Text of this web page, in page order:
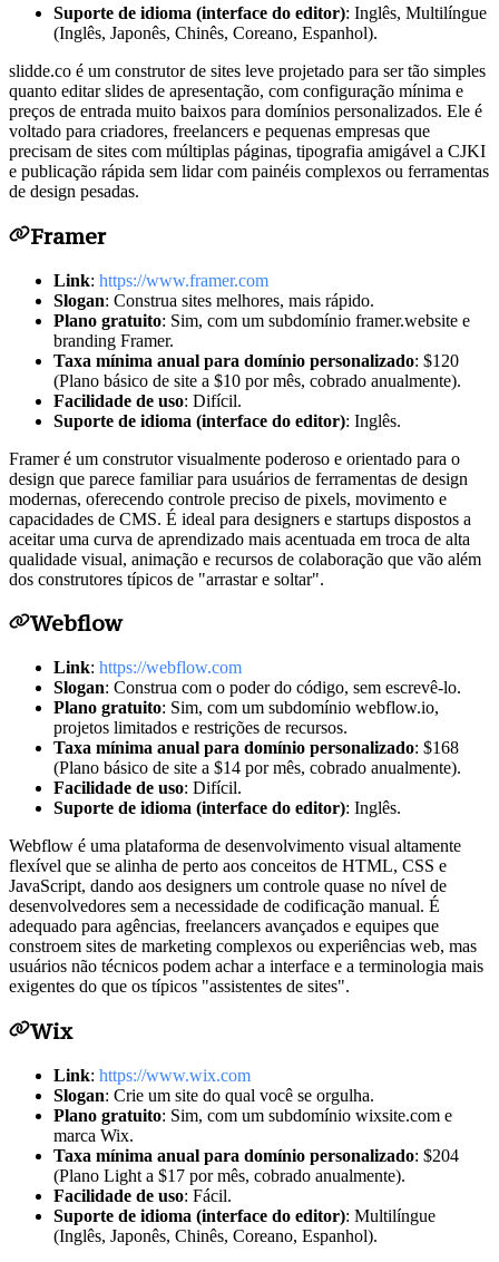
Suporte de idioma (interface do editor): Inglês, Multilíngue
(Inglês, Japonês, Chinês, Coreano, Espanhol).
slidde.co é um construtor de sites leve projetado para ser tão simples
quanto editar slides de apresentação, com configuração mínima e
preços de entrada muito baixos para domínios personalizados. Ele é
voltado para criadores, freelancers e pequenas empresas que
precisam de sites com múltiplas páginas, tipografia amigável a CJKI
e publicação rápida sem lidar com painéis complexos ou ferramentas
de design pesadas.
Framer
Link: https://www.framer.com
Slogan: Construa sites melhores, mais rápido.
Plano gratuito: Sim, com um subdomínio framer.website e
branding Framer.
Taxa mínima anual para domínio personalizado: $120
(Plano básico de site a $10 por mês, cobrado anualmente).
Facilidade de uso: Difícil.
Suporte de idioma (interface do editor): Inglês.
Framer é um construtor visualmente poderoso e orientado para o
design que parece familiar para usuários de ferramentas de design
modernas, oferecendo controle preciso de pixels, movimento e
capacidades de CMS. É ideal para designers e startups dispostos a
aceitar uma curva de aprendizado mais acentuada em troca de alta
qualidade visual, animação e recursos de colaboração que vão além
dos construtores típicos de "arrastar e soltar".
Webflow
Link: https://webflow.com
Slogan: Construa com o poder do código, sem escrevê-lo.
Plano gratuito: Sim, com um subdomínio webflow.io,
projetos limitados e restrições de recursos.
Taxa mínima anual para domínio personalizado: $168
(Plano básico de site a $14 por mês, cobrado anualmente).
Facilidade de uso: Difícil.
Suporte de idioma (interface do editor): Inglês.
Webflow é uma plataforma de desenvolvimento visual altamente
flexível que se alinha de perto aos conceitos de HTML, CSS e
JavaScript, dando aos designers um controle quase no nível de
desenvolvedores sem a necessidade de codificação manual. É
adequado para agências, freelancers avançados e equipes que
constroem sites de marketing complexos ou experiências web, mas
usuários não técnicos podem achar a interface e a terminologia mais
exigentes do que os típicos "assistentes de sites".
Wix
Link: https://www.wix.com
Slogan: Crie um site do qual você se orgulha.
Plano gratuito: Sim, com um subdomínio wixsite.com e
marca Wix.
Taxa mínima anual para domínio personalizado: $204
(Plano Light a $17 por mês, cobrado anualmente).
Facilidade de uso: Fácil.
Suporte de idioma (interface do editor): Multilíngue
(Inglês, Japonês, Chinês, Coreano, Espanhol).